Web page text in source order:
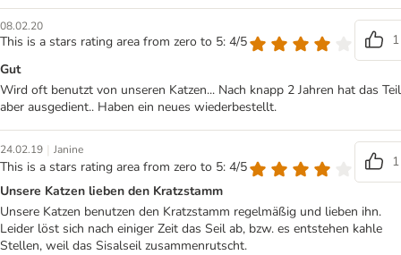
08.02.20
This is a stars rating area from zero to 5: 4/5
1
Gut
Wird oft benutzt von unseren Katzen... Nach knapp 2 Jahren hat das Teil
aber ausgedient.. Haben ein neues wiederbestellt.
24.02.19 | Janine
This is a stars rating area from zero to 5: 4/5
1
Unsere Katzen lieben den Kratzstamm
Unsere Katzen benutzen den Kratzstamm regelmäßig und lieben ihn.
Leider löst sich nach einiger Zeit das Seil ab, bzw. es entstehen kahle
Stellen, weil das Sisalseil zusammenrutscht.